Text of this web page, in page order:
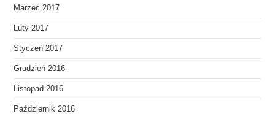
Marzec 2017
Luty 2017
Styczeń 2017
Grudzień 2016
Listopad 2016
Październik 2016